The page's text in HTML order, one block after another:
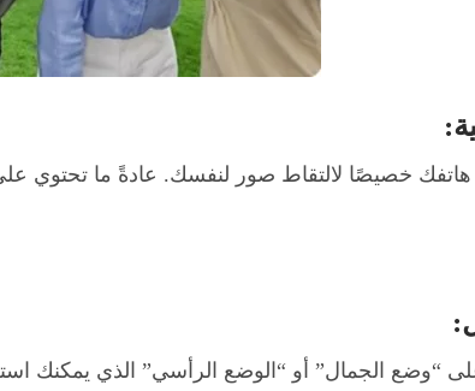
هاتفك خصيصًا لالتقاط صور لنفسك. عادةً ما تحتوي
“وضع الجمال” أو “الوضع الرأسي” الذي يمكنك